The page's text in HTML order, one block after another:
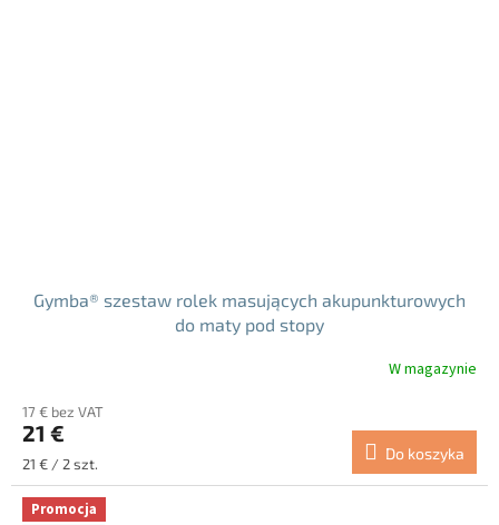
Gymba® szestaw rolek masujących akupunkturowych
do maty pod stopy
W magazynie
17 € bez VAT
21 €
Cena
jednostkowa:
21 € / 2 szt.
Do koszyka
Promocja